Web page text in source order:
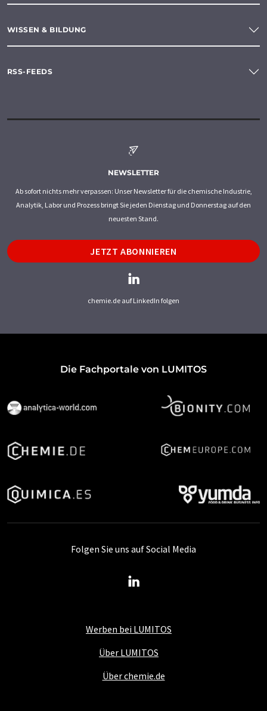
WISSEN & BILDUNG
RSS-FEEDS
NEWSLETTER
Ab sofort nichts mehr verpassen: Unser Newsletter für die chemische Industrie,
Analytik, Labor und Prozess bringt Sie jeden Dienstag und Donnerstag auf den
neuesten Stand.
JETZT ABONNIEREN
chemie.de auf LinkedIn folgen
Die Fachportale von LUMITOS
Werben bei LUMITOS
Über LUMITOS
Über chemie.de
Folgen Sie uns auf Social Media